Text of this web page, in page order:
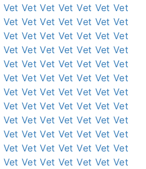
Vet Vet Vet Vet Vet Vet Vet
Vet Vet Vet Vet Vet Vet Vet
Vet Vet Vet Vet Vet Vet Vet
Vet Vet Vet Vet Vet Vet Vet
Vet Vet Vet Vet Vet Vet Vet
Vet Vet Vet Vet Vet Vet Vet
Vet Vet Vet Vet Vet Vet Vet
Vet Vet Vet Vet Vet Vet Vet
Vet Vet Vet Vet Vet Vet Vet
Vet Vet Vet Vet Vet Vet Vet
Vet Vet Vet Vet Vet Vet Vet
Vet Vet Vet Vet Vet Vet Vet